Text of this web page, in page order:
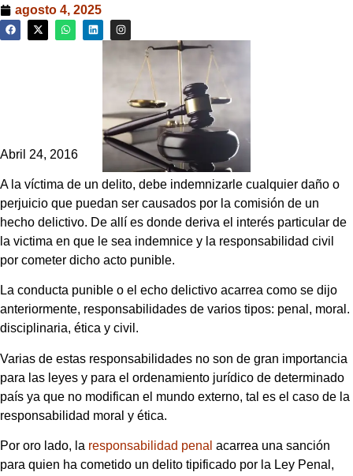
agosto 4, 2025
Abril 24, 2016
A la víctima de un delito, debe indemnizarle cualquier daño o
perjuicio que puedan ser causados por la comisión de un
hecho delictivo. De allí es donde deriva el interés particular de
la victima en que le sea indemnice y la responsabilidad civil
por cometer dicho acto punible.
La conducta punible o el echo delictivo acarrea como se dijo
anteriormente, responsabilidades de varios tipos: penal, moral.
disciplinaria, ética y civil.
Varias de estas responsabilidades no son de gran importancia
para las leyes y para el ordenamiento jurídico de determinado
país ya que no modifican el mundo externo, tal es el caso de la
responsabilidad moral y ética.
Por oro lado, la responsabilidad penal acarrea una sanción
para quien ha cometido un delito tipificado por la Ley Penal,